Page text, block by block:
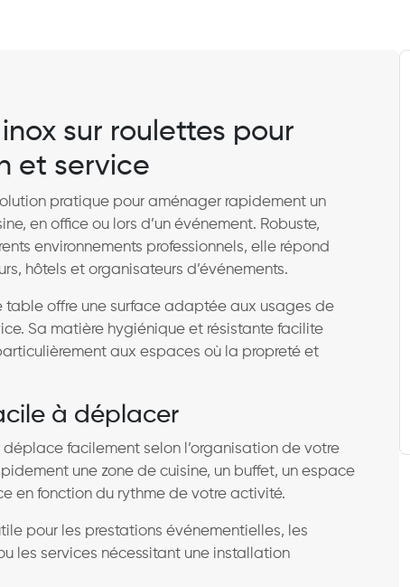
sur roulettes pour
et service
pratique pour aménager rapidement un
en office ou lors d’un événement. Robuste,
environnements professionnels, elle répond
hôtels et organisateurs d’événements.
table offre une surface adaptée aux usages de
Sa matière hygiénique et résistante facilite
aux espaces où la propreté et
à déplacer
facilement selon l’organisation de votre
une zone de cuisine, un buffet, un espace
en fonction du rythme de votre activité.
pour les prestations événementielles, les
les services nécessitant une installation